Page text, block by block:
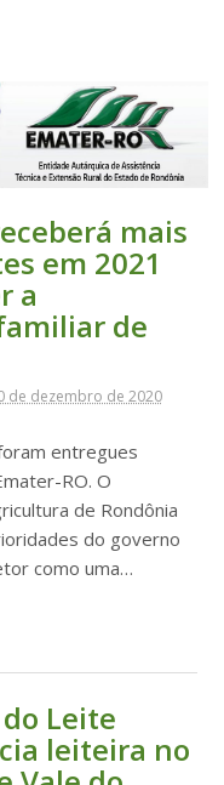
mais
em 2021
a
de
de dezembro de 2020
entregues
RO. O
de Rondônia
do governo
como uma…
Leite
leiteira no